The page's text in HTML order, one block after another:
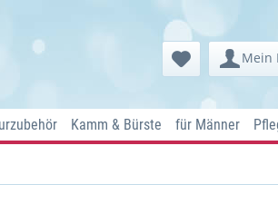
Mein
Kamm & Bürste für Männer